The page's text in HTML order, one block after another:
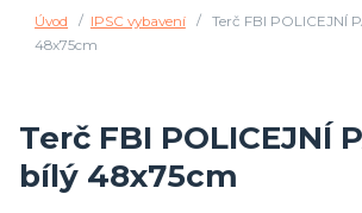
Úvod IPSC vybavení
Terč FBI POLICEJNÍ
48x75cm
Terč FBI POLICEJNÍ
bílý 48x75cm